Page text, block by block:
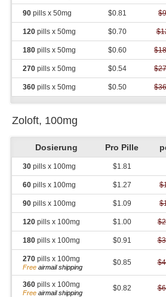
90 pills x 50mg $0.81
120 pills x 50mg $0.70
180 pills x 50mg $0.60
270 pills x 50mg $0.54
360 pills x 50mg $0.50
Zoloft, 100mg
Dosierung Pro Pille
30 pills x 100mg $1.81
60 pills x 100mg $1.27
90 pills x 100mg $1.09
120 pills x 100mg $1.00
180 pills x 100mg $0.91
270 pills x 100mg
Free airmail shipping
$0.85
360 pills x 100mg
Free airmail shipping
$0.82